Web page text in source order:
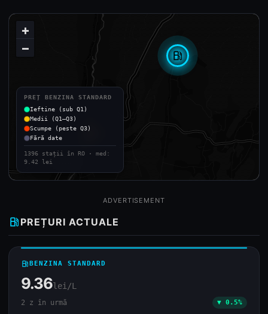
local_gas_station
+
−
PREȚ BENZINA STANDARD
Ieftine (sub Q1)
Medii (Q1–Q3)
Scumpe (peste Q3)
Fără date
1396 stații în RO · med:
9.42 lei
ADVERTISEMENT
local_gas_station PREȚURI ACTUALE
local_gas_stationBENZINA STANDARD
9.36lei/L
2 z în urmă ▼ 0.5%